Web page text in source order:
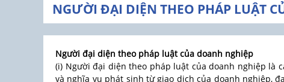
NGƯỜI ĐẠI DIỆN THEO PHÁP LUẬT
Người đại diện theo pháp luật của doanh nghiệp
(i) Người đại diện theo pháp luật của doanh nghiệp là
và nghĩa vụ phát sinh từ giao dịch của doanh nghiệp,